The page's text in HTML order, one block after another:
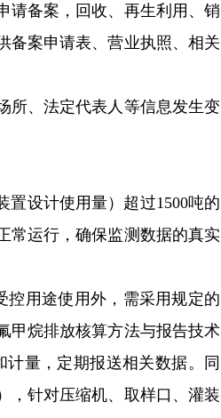
备案，回收、再生利用、销
备案申请表、营业执照、相关
、法定代表人等信息发生变
设计使用量）超过1500吨的
常运行，确保监测数据的真实
用途使用外，需采用规定的
甲烷排放核算方法与报告技术
量，定期报送相关数据。同
，针对压缩机、取样口、灌装